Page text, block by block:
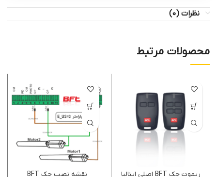
نظرات (0)
محصولات مرتبط
ریموت جک BFT اصلی ایتالیا نقشه نصب جک BFT